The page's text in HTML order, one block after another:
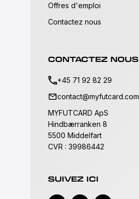
Offres d'emploi
Contactez nous
CONTACTEZ NOUS
+45 71 92 82 29
contact@myfutcard.com
MYFUTCARD ApS
Hindbærranken 8
5500 Middelfart
CVR : 39986442
SUIVEZ ICI